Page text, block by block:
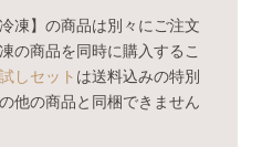
凍】の商品は別々にご注文
の商品を同時に購入するこ
しセット は送料込みの特別
他の商品と同梱できません